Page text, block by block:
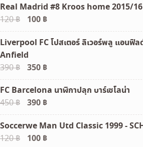
Real Madrid #8 Kroos home 2015/
120฿
Original
price
was:
120 ฿.
100 ฿Current
price
is:
Liverpool FC โปสเตอร์ ลิเวอร์พลู แอนฟิ
Anfield
390฿
Original
price
was:
390 ฿.
350 ฿Current
price
is:
350 ฿.
FC Barcelona นาฬิกาปลุก บาร์เซโลน่า
450฿
Original
price
was:
450 ฿.
390 ฿Current
price
is:
390 ฿.
Soccerwe Man Utd Classic 1999 -
120฿
Original
100 ฿Current